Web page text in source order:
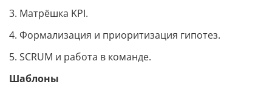
3. Матрёшка KPI.
4. Формализация и приоритизация гипотез.
5. SCRUM и работа в команде.
Шаблоны